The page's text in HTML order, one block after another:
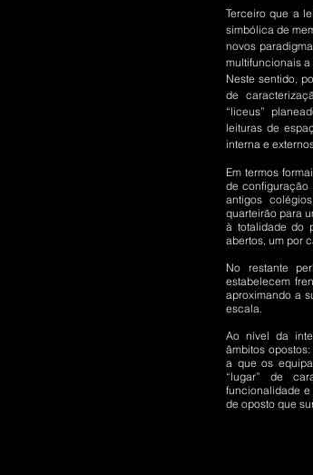
Terceiro que a
simbólica de
novos
multifuncionais a
Neste sentido,
de
“liceus”
leituras de
interna e
Em termos
de configuração
antigos
quarteirão para
à totalidade do
abertos, um por
No restante
estabelecem
aproximando a
escala.
Ao nível da
âmbitos
a que os
“lugar” de
funcionalidade e
de oposto que